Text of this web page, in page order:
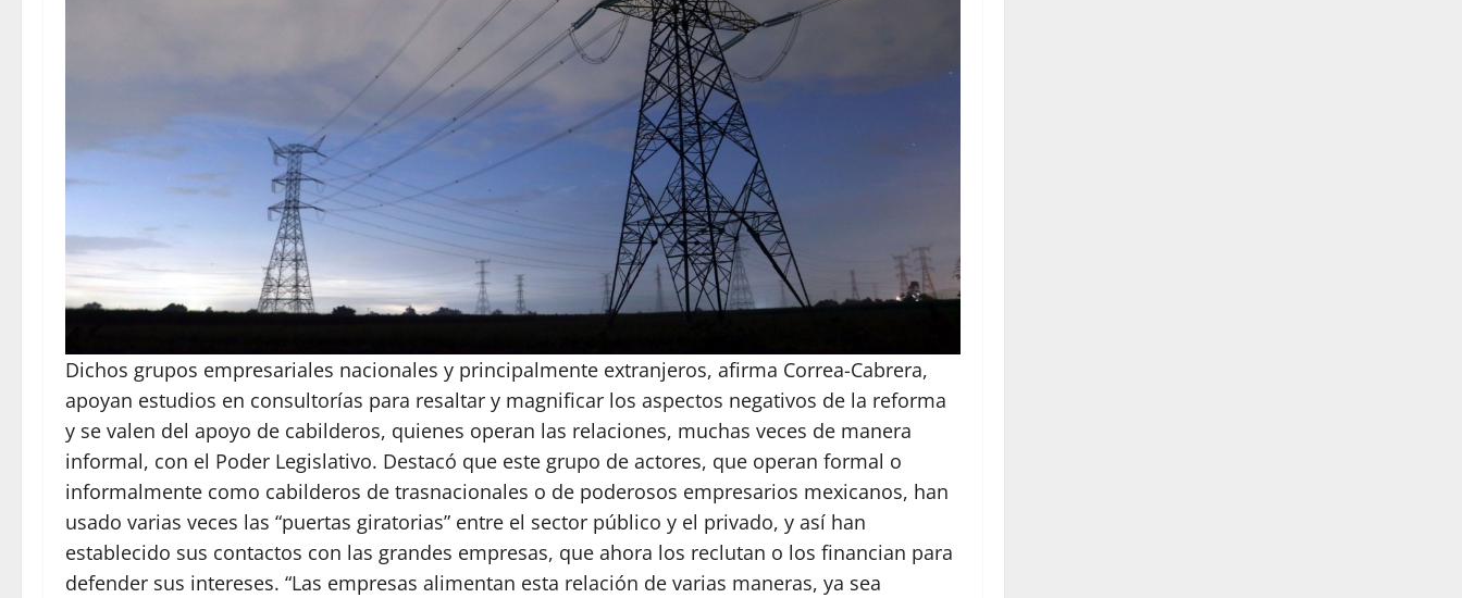
Dichos grupos empresariales nacionales y principalmente extranjeros, afirma Correa-Cabrera,
apoyan estudios en consultorías para resaltar y magnificar los aspectos negativos de la reforma
y se valen del apoyo de cabilderos, quienes operan las relaciones, muchas veces de manera
informal, con el Poder Legislativo. Destacó que este grupo de actores, que operan formal o
informalmente como cabilderos de trasnacionales o de poderosos empresarios mexicanos, han
usado varias veces las “puertas giratorias” entre el sector público y el privado, y así han
establecido sus contactos con las grandes empresas, que ahora los reclutan o los financian para
defender sus intereses. “Las empresas alimentan esta relación de varias maneras, ya sea